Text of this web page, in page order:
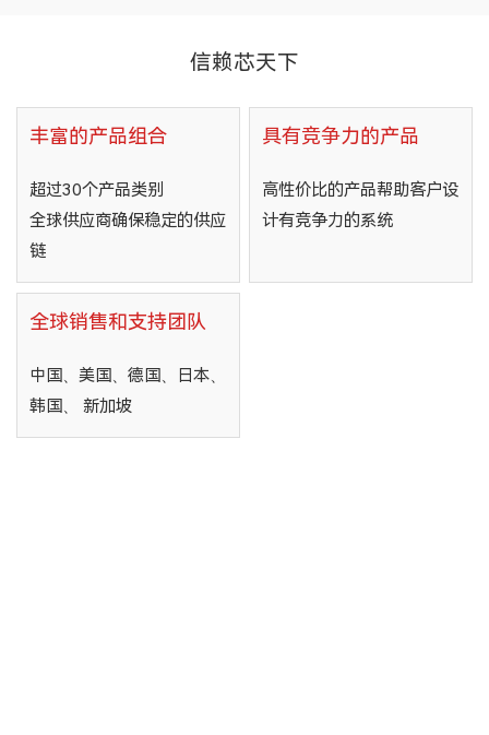
信赖芯天下
丰富的产品组合
超过30个产品类别
全球供应商确保稳定的供应
链
具有竞争力的产品
高性价比的产品帮助客户设
计有竞争力的系统
全球销售和支持团队
中国、美国、德国、日本、
韩国、 新加坡